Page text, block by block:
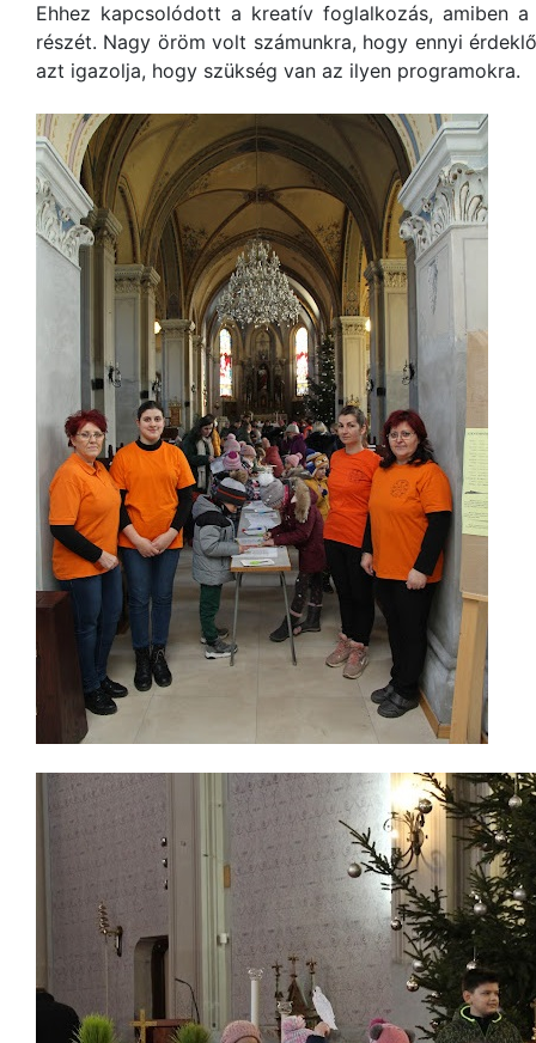
Ehhez kapcsolódott a kreatív foglalkozás, amiben
részét. Nagy öröm volt számunkra, hogy ennyi
azt igazolja, hogy szükség van az ilyen programokra.